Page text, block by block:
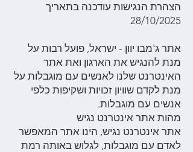
הצהרת הנגישות עודכנה בתאריך
28/10/2025
אתר ג'מבו יוון - ישראל, פועל רבות על
מנת להנגיש את הארגון ואת אתר
האינטרנט שלנו לאנשים עם מוגבלות על
מנת לקדם שוויון זכויות ושקיפות כלפי
אנשים עם מוגבלות.
מהות אתר אינטרנט נגיש
אתר אינטרנט נגיש, הינו אתר המאפשר
לאדם עם מוגבלות, לגלוש באותה רמת